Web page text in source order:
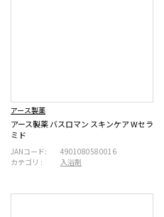
アース製薬
アース製薬 バスロマン スキンケア Wセラ
ミド
JANコード:
4901080580016
カテゴリ :
入浴剤